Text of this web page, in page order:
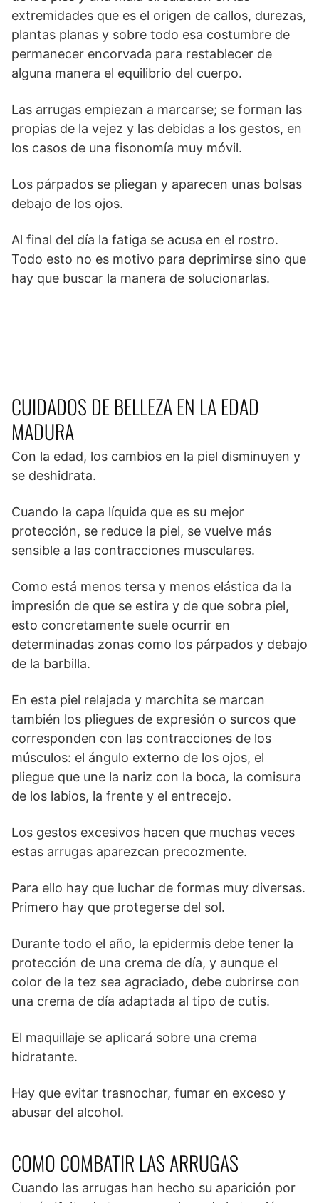
extremidades que es el origen de callos, durezas,
plantas planas y sobre todo esa costumbre de
permanecer encorvada para restablecer de
alguna manera el equilibrio del cuerpo.
Las arrugas empiezan a marcarse; se forman las
propias de la vejez y las debidas a los gestos, en
los casos de una fisonomía muy móvil.
Los párpados se pliegan y aparecen unas bolsas
debajo de los ojos.
Al final del día la fatiga se acusa en el rostro.
Todo esto no es motivo para deprimirse sino que
hay que buscar la manera de solucionarlas.
CUIDADOS DE BELLEZA EN LA EDAD
MADURA
Con la edad, los cambios en la piel disminuyen y
se deshidrata.
Cuando la capa líquida que es su mejor
protección, se reduce la piel, se vuelve más
sensible a las contracciones musculares.
Como está menos tersa y menos elástica da la
impresión de que se estira y de que sobra piel,
esto concretamente suele ocurrir en
determinadas zonas como los párpados y debajo
de la barbilla.
En esta piel relajada y marchita se marcan
también los pliegues de expresión o surcos que
corresponden con las contracciones de los
músculos: el ángulo externo de los ojos, el
pliegue que une la nariz con la boca, la comisura
de los labios, la frente y el entrecejo.
Los gestos excesivos hacen que muchas veces
estas arrugas aparezcan precozmente.
Para ello hay que luchar de formas muy diversas.
Primero hay que protegerse del sol.
Durante todo el año, la epidermis debe tener la
protección de una crema de día, y aunque el
color de la tez sea agraciado, debe cubrirse con
una crema de día adaptada al tipo de cutis.
El maquillaje se aplicará sobre una crema
hidratante.
Hay que evitar trasnochar, fumar en exceso y
abusar del alcohol.
COMO COMBATIR LAS ARRUGAS
Cuando las arrugas han hecho su aparición por